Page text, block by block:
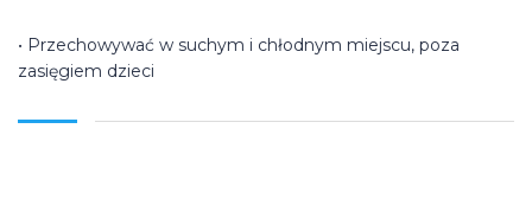
• Przechowywać w suchym i chłodnym miejscu, poza
zasięgiem dzieci